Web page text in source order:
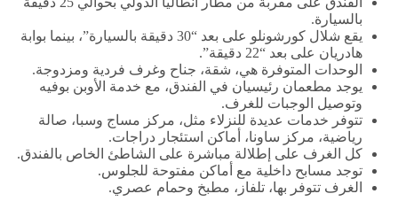
بالسيارة.
يقع شلال كورشونلو على بعد “30 دقيقة بالسيارة”، بينما بوابة
هادريان على بعد “22 دقيقة”.
الوحدات المتوفرة هي، شقة، جناح وغرف فردية ومزدوجة.
يوجد مطعمان رئيسيان في الفندق، مع خدمة الأوبن بوفيه
وتوصيل الوجبات للغرف.
تتوفر خدمات عديدة للنزلاء مثل، مركز مساج وسبا، صالة
رياضية، مركز ساونا، أماكن استئجار دراجات.
كل الغرف على إطلالة مباشرة على الشاطئ الخاص بالفندق.
توجد مسابح داخلية مع أماكن مفتوحة للجلوس.
الغرف تتوفر بها، تلفاز، مطبخ وحمام عصري.